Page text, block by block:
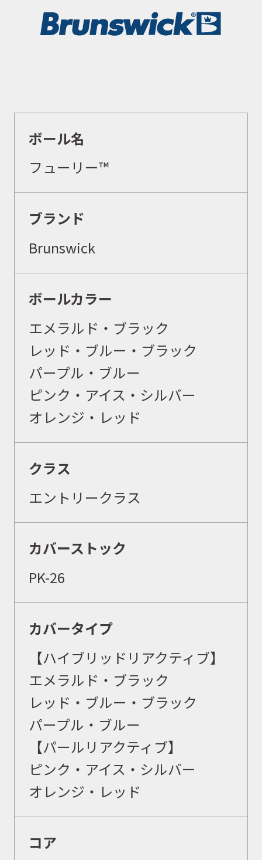
ボール名
フューリー™
ブランド
Brunswick
ボールカラー
エメラルド・ブラック
レッド・ブルー・ブラック
パープル・ブルー
ピンク・アイス・シルバー
オレンジ・レッド
クラス
エントリークラス
カバーストック
PK-26
カバータイプ
【ハイブリッドリアクティブ】
エメラルド・ブラック
レッド・ブルー・ブラック
パープル・ブルー
【パールリアクティブ】
ピンク・アイス・シルバー
オレンジ・レッド
コア